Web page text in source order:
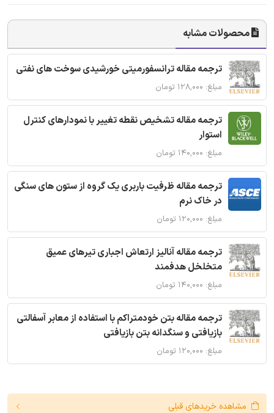
محصولات مشابه
ترجمه مقاله ترانسفورمیتی خورشیدی سوخت های نفتی
مبلغ: ۱۲۸,۰۰۰ تومان
ترجمه مقاله تشخیص نقطه تغییر با نمودارهای کنترل
استوار
مبلغ: ۱۴۰,۰۰۰ تومان
ترجمه مقاله ظرفیت باربری یک گروه از ستون های سنگی
در خاک نرم
مبلغ: ۱۲۰,۰۰۰ تومان
ترجمه مقاله آنالیز ارتعاش اجباری تیرهای عمیق
متخلخل هدفمند
مبلغ: ۱۴۰,۰۰۰ تومان
ترجمه مقاله بتن خودمتراکم با استفاده از معابر آسفالتی
بازیافتی و سنگدانه بتن بازیافتی
مبلغ: ۱۲۰,۰۰۰ تومان
مشاهده خریدهای قبلی